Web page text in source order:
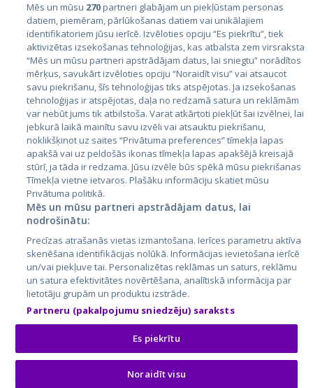
Valstis
Igaunija
Latvija
Lietuva
City24.lv
City24.ee
GetaPro.lv
GetaPro.ee
Skelbiu.lt
Autoplius.lt
Aruodas.lt
Kainos.lt
Paslaugos.lt
auto24.ee
KV.ee
Osta.ee
KuldneBörs.ee
Mēs un mūsu 270partneri glabājam un piekļūstam personas
datiem, piemēram, pārlūkošanas datiem vai unikālajiem
identifikatoriem jūsu ierīcē. Izvēloties opciju “Es piekrītu”, tiek
aktivizētas izsekošanas tehnoloģijas, kas atbalsta zem virsraksta
“Mēs un mūsu partneri apstrādājam datus, lai sniegtu” norādītos
mērķus, savukārt izvēloties opciju “Noraidīt visu” vai atsaucot
savu piekrišanu, šīs tehnoloģijas tiks atspējotas. Ja izsekošanas
tehnoloģijas ir atspējotas, daļa no redzamā satura un reklāmām
var nebūt jums tik atbilstoša. Varat atkārtoti piekļūt šai izvēlnei, lai
jebkurā laikā mainītu savu izvēli vai atsauktu piekrišanu,
noklikšķinot uz saites “Privātuma preferences” tīmekļa lapas
apakšā vai uz peldošās ikonas tīmekļa lapas apakšējā kreisajā
stūrī, ja tāda ir redzama. Jūsu izvēle būs spēkā mūsu piekrišanas
Tīmekļa vietne ietvaros. Plašāku informāciju skatiet mūsu
Privātuma politikā.
Mēs un mūsu partneri apstrādājam datus, lai
nodrošinātu:
Precīzas atrašanās vietas izmantošana. Ierīces parametru aktīva
skenēšana identifikācijas nolūkā. Informācijas ievietošana ierīcē
un/vai piekļuve tai. Personalizētas reklāmas un saturs, reklāmu
un satura efektivitātes novērtēšana, analītiskā informācija par
lietotāju grupām un produktu izstrāde.
Partneru (pakalpojumu sniedzēju) saraksts
Es piekrītu
Noraidīt visu